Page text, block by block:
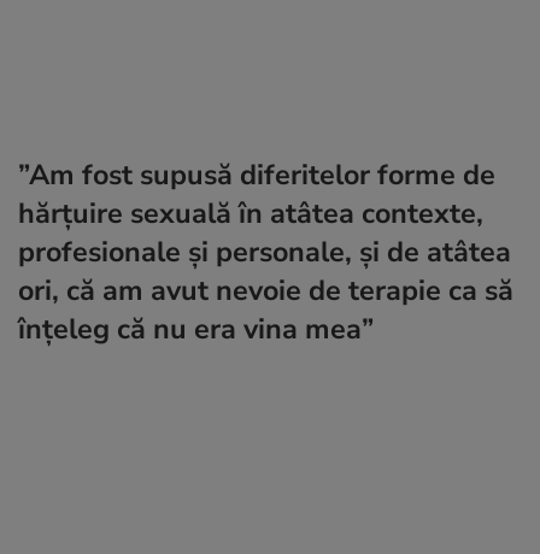
”Am fost supusă diferitelor forme de
hărţuire sexuală în atâtea contexte,
profesionale şi personale, și de atâtea
ori, că am avut nevoie de terapie ca să
înţeleg că nu era vina mea”